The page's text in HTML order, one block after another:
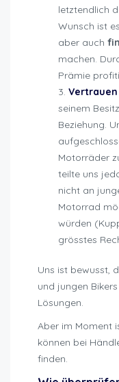
letztendlich
Wunsch ist
aber auch
machen.
Prämie
Vertrauen
seinem
Beziehung.
Motorräder
teilte uns
nicht an
Motorrad
würden
grösstes
Uns ist bewusst,
und jungen
Lösungen.
Aber im Moment
können bei
finden.